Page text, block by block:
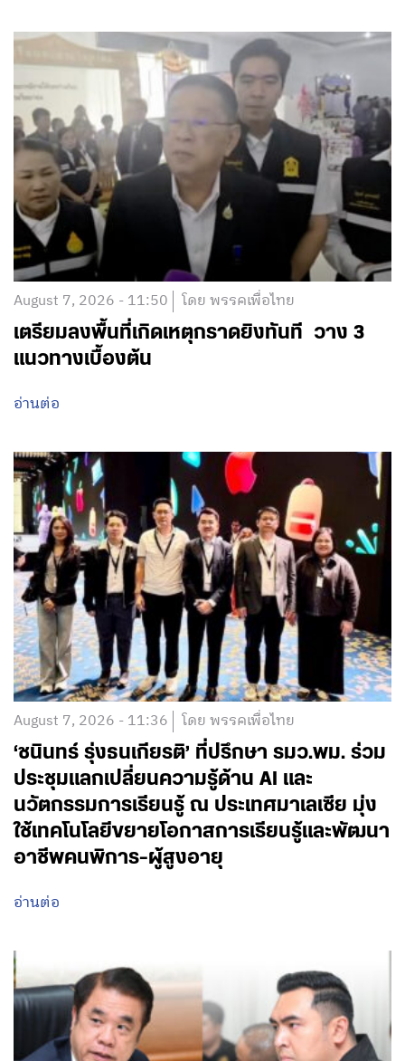
August 7, 2026 - 11:50 โดย พรรคเพื่อไทย
เตรียมลงพื้นที่เกิดเหตุกราดยิงทันที วาง 3
แนวทางเบื้องต้น
อ่านต่อ
August 7, 2026 - 11:36 โดย พรรคเพื่อไทย
‘ชนินทร์ รุ่งธนเกียรติ’ ที่ปรึกษา รมว.พม. ร่วม
ประชุมแลกเปลี่ยนความรู้ด้าน AI และ
นวัตกรรมการเรียนรู้ ณ ประเทศมาเลเซีย มุ่ง
ใช้เทคโนโลยีขยายโอกาสการเรียนรู้และพัฒนา
อาชีพคนพิการ-ผู้สูงอายุ
อ่านต่อ